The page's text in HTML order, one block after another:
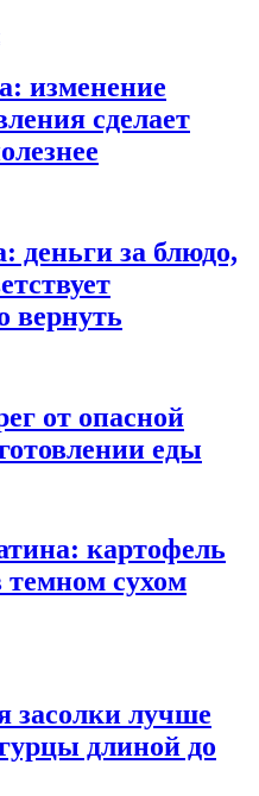
изменение
сделает
за блюдо,
вернуть
от опасной
еды
картофель
сухом
засолки лучше
длиной до